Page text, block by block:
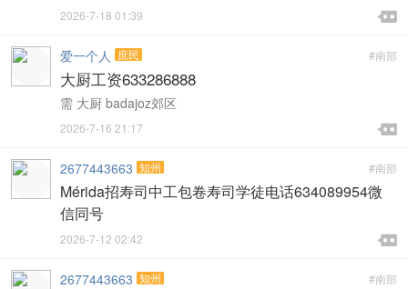

2026-7-18 01:39 
#南部
爱一个人 庶民
大厨工资633286888
需 大厨 badajoz郊区

2026-7-16 21:17 
#南部
2677443663 知州
Mérida招寿司中工包卷寿司学徒电话634089954微
信同号

2026-7-12 02:42 
#南部
2677443663 知州